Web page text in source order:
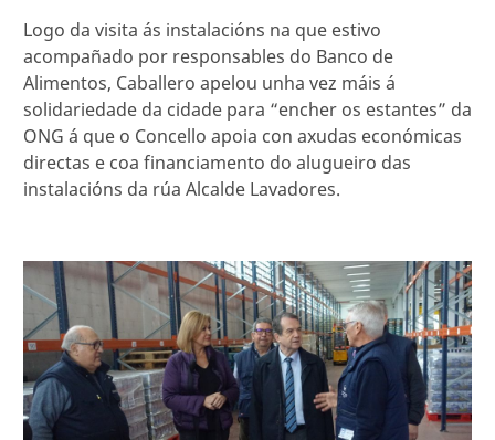
Logo da visita ás instalacións na que estivo
acompañado por responsables do Banco de
Alimentos, Caballero apelou unha vez máis á
solidariedade da cidade para “encher os estantes” da
ONG á que o Concello apoia con axudas económicas
directas e coa financiamento do alugueiro das
instalacións da rúa Alcalde Lavadores.